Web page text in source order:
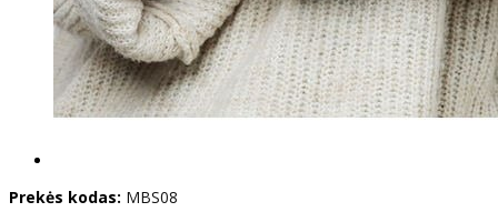
Prekės kodas: MBS08